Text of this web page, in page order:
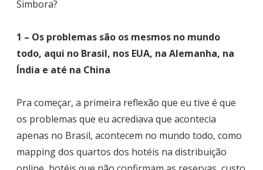
Simbora?
1 – Os problemas são os mesmos no mundo
todo, aqui no Brasil, nos EUA, na Alemanha, na
Índia e até na China
Pra começar, a primeira reflexão que eu tive é que
os problemas que eu acrediava que acontecia
apenas no Brasil, acontecem no mundo todo, como
mapping dos quartos dos hotéis na distribuição